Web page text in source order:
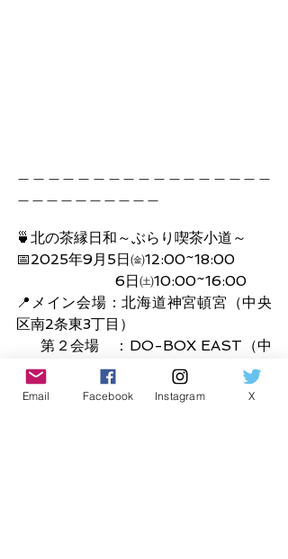
🍵北の茶縁日和～ぶらり喫茶小道～
📅2025年9月5日㈮12:00~18:00
6日㈯10:00~16:00
📍メイン会場：北海道神宮頓宮（中央
区南2条東3丁目）
第２会場　：DO-BOX EAST（中
央区大通4丁目）
👉https:// www.chaenbiyori.com/
Email Facebook Instagram X